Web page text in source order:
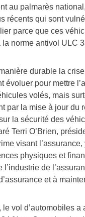
au palmarès
récents qui sont
parce que ces
norme antivol ULC
durable la
évoluer pour mettre
volés, mais
par la mise à jour
la sécurité des
Terri O’Brien,
visant
physiques et
l’industrie de
et à
vol d’automobiles a